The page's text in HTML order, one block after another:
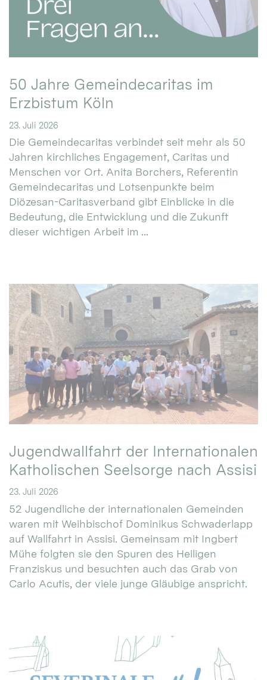
50 Jahre Gemeindecaritas im
Erzbistum Köln
23. Juli 2026
Die Gemeindecaritas verbindet seit mehr als 50
Jahren kirchliches Engagement, Caritas und
Menschen vor Ort. Anita Borchers, Referentin
Gemeindecaritas und Lotsenpunkte beim
Diözesan-Caritasverband gibt Einblicke in die
Bedeutung, die Entwicklung und die Zukunft
dieser wichtigen Arbeit im ...
Jugendwallfahrt der Internationalen
Katholischen Seelsorge nach Assisi
23. Juli 2026
52 Jugendliche der internationalen Gemeinden
waren mit Weihbischof Dominikus Schwaderlapp
auf Wallfahrt in Assisi. Gemeinsam mit Ingbert
Mühe folgten sie den Spuren des Heiligen
Franziskus und besuchten auch das Grab von
Carlo Acutis, der viele junge Gläubige anspricht.